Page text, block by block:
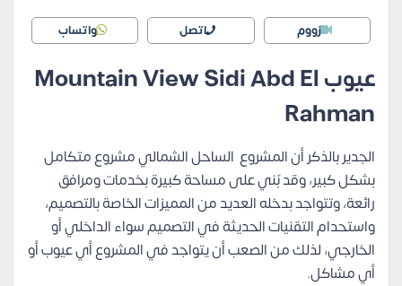
زووم اتصل واتساب
عيوب Mountain View Sidi Abd El
Rahman
الجدير بالذكر أن المشروع الساحل الشمالي مشروع متكامل
بشكل كبير، وقد بٌني على مساحة كبيرة بخدمات ومرافق
رائعة، وتتواجد بدخله العديد من المميزات الخاصة بالتصميم،
واستحدام التقنيات الحديثة في التصميم سواء الداخلي أو
الخارجي، لذلك من الصعب أن يتواجد في المشروع أي عيوب أو
أي مشاكل.